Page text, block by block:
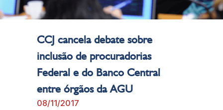
CCJ cancela debate sobre
inclusão de procuradorias
Federal e do Banco Central
entre órgãos da AGU
08/11/2017